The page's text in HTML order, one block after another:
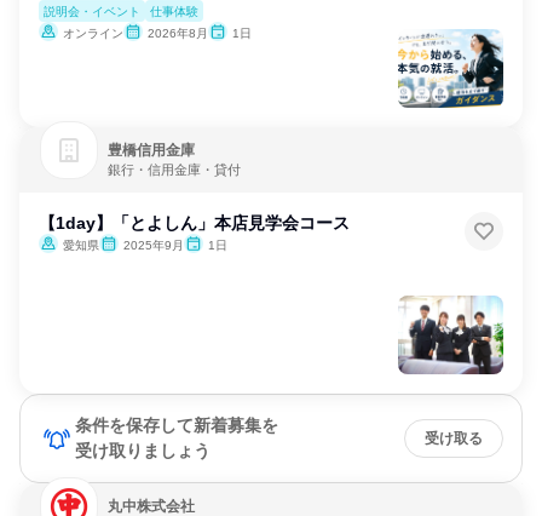
説明会・イベント
仕事体験
オンライン
2026年8月 1日
豊橋信用金庫
銀行・信用金庫・貸付
【1day】「とよしん」本店見学会コース
愛知県 2025年9月 1日
条件を保存して新着募集を
受け取りましょう
受け取る
丸中株式会社